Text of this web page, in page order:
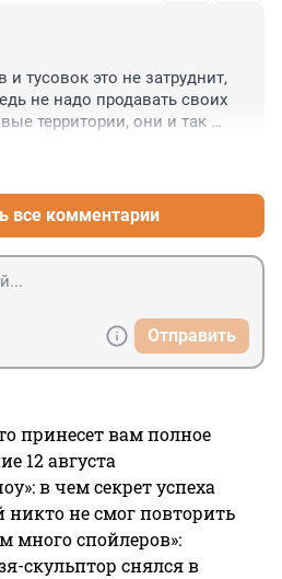
тусовок это не затруднит,
не надо продавать своих
территории, они и так
все комментарии
Отправить
принесет вам полное
12 августа
в чем секрет успеха
никто не смог повторить
много спойлеров»:
скульптор снялся в